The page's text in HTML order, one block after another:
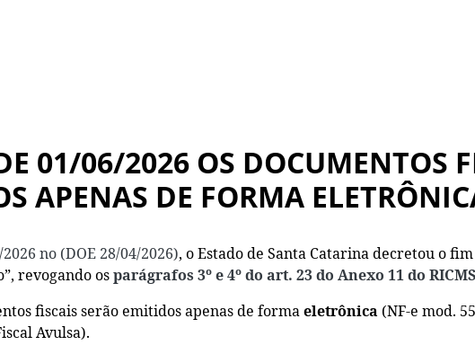
01/06/2026 OS DOCUMENTOS
APENAS DE FORMA
no (DOE 28/04/2026), o Estado de Santa Catarina decretou o
revogando osparágrafos 3º e 4º do art. 23 do Anexo 11 do
fiscais serão emitidos apenas de formaeletrônica (NF-e mod.
Avulsa).